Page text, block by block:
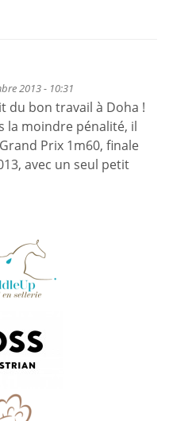
2013 - 10:31
du bon travail à Doha !
la moindre pénalité, il
Prix 1m60, finale
avec un seul petit